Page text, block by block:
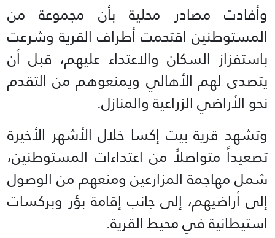
وأفادت مصادر محلية بأن مجموعة من
المستوطنين اقتحمت أطراف القرية وشرعت
باستفزاز السكان والاعتداء عليهم، قبل أن
يتصدى لهم الأهالي ويمنعوهم من التقدم
نحو الأراضي الزراعية والمنازل.
وتشهد قرية بيت إكسا خلال الأشهر الأخيرة
تصعيداً متواصلاً من اعتداءات المستوطنين،
شمل مهاجمة المزارعين ومنعهم من الوصول
إلى أراضيهم، إلى جانب إقامة بؤر وبركسات
استيطانية في محيط القرية.